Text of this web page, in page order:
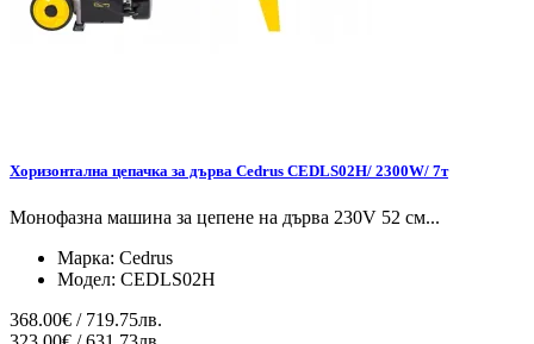
Хоризонтална цепачка за дърва Cedrus CEDLS02H/ 2300W/ 7т
Монофазна машина за цепене на дърва 230V 52 см...
Марка: Cedrus
Модел: CEDLS02H
368.00€ / 719.75лв.